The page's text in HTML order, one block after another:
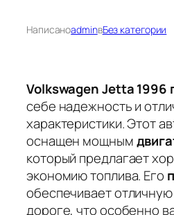
НаписаноadminвБез категории
Volkswagen Jetta 1996
себе надежность и
характеристики. Этот
оснащен мощным
который предлагает
экономию топлива. Его
обеспечивает
дороге, что особенно